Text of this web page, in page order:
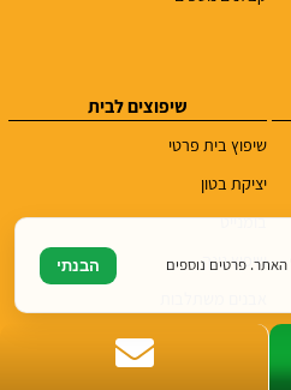
שיפוצים לבית
שיפוץ בית פרטי
יציקת בטון
בומנייט
שיפוץ גינה
הרחבת בית
האתר. פרטים נוספים
הבנתי